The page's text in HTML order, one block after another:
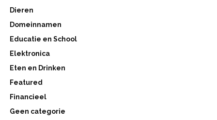
Dieren
Domeinnamen
Educatie en School
Elektronica
Eten en Drinken
Featured
Financieel
Geen categorie